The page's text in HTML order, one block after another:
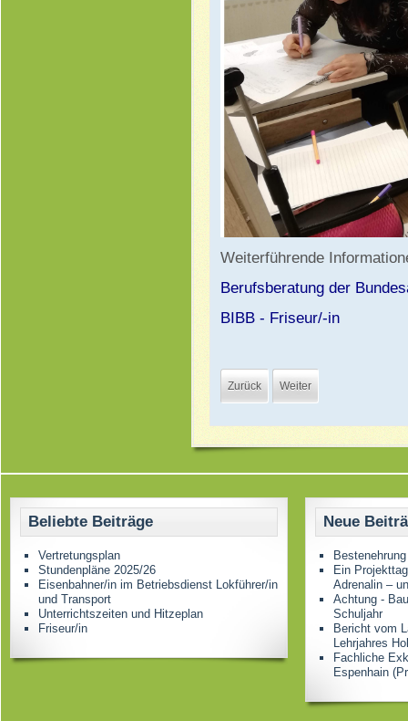
Weiterführende
Berufsberatung der
BIBB - Friseur/-in
Zurück Weiter
Beliebte Beiträge
Vertretungsplan
Stundenpläne 2025/26
Eisenbahner/in im Betriebsdienst Lokführer/in
und Transport
Unterrichtszeiten und Hitzeplan
Friseur/in
Neue
Ein
Adrenalin –
Achtung -
Schuljahr
Bericht vom
Lehrjahres
Fachliche
Espenhain